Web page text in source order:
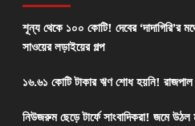
শূন্য থেকে ১০০ কোটি! দেবের ‘দাদাগিরি’র
সাওয়ের লড়াইয়ের গল্প
১৬.৬১ কোটি টাকার ঋণ শোধ হয়নি! রাজপাল
নিউজরুম ছেড়ে টার্ফে সাংবাদিকরা! জমে উঠল